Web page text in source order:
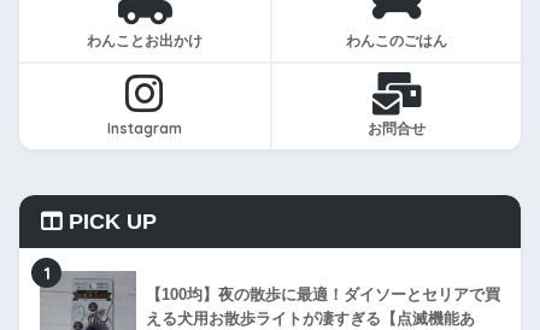
わんことお出かけ わんこのごはん
Instagram お問合せ
PICK UP
1
【100均】夜の散歩に最適！ダイソーとセリアで買
える犬用お散歩ライトが凄すぎる【点滅機能あ